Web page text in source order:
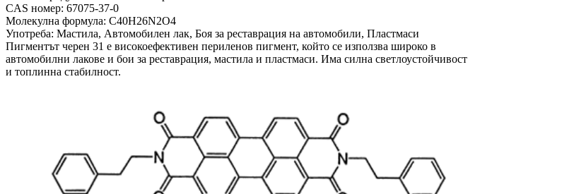
CAS номер: 67075-37-0
Молекулна формула: C40H26N2O4
Употреба: Мастила, Автомобилен лак, Боя за реставрация на автомобили, Пластмаси
Пигментът черен 31 е високоефективен периленов пигмент, който се използва широко в
автомобилни лакове и бои за реставрация, мастила и пластмаси. Има силна светлоустойчивост
и топлинна стабилност.